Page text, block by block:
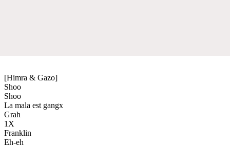
[Himra & Gazo]
Shoo
Shoo
La mala est gangx
Grah
1X
Franklin
Eh-eh